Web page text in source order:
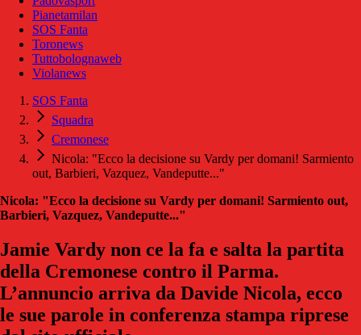
Pianetamilan
SOS Fanta
Toronews
Tuttobolognaweb
Violanews
SOS Fanta
Squadra
Cremonese
Nicola: "Ecco la decisione su Vardy per domani! Sarmiento
out, Barbieri, Vazquez, Vandeputte..."
Nicola: "Ecco la decisione su Vardy per domani! Sarmiento out,
Barbieri, Vazquez, Vandeputte..."
Jamie Vardy non ce la fa e salta la partita
della Cremonese contro il Parma.
L’annuncio arriva da Davide Nicola, ecco
le sue parole in conferenza stampa riprese